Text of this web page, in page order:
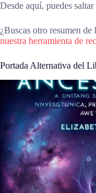
Desde aquí, puedes
¿Buscas otro resumen de
nuestra herramienta de
Portada Alternativa del